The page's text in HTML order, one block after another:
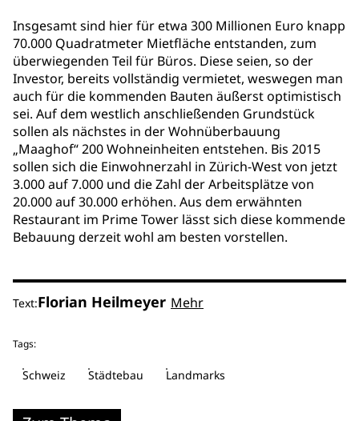
Insgesamt sind hier für etwa 300 Millionen Euro knapp
70.000 Quadratmeter Mietfläche entstanden, zum
überwiegenden Teil für Büros. Diese seien, so der
Investor, bereits vollständig vermietet, weswegen man
auch für die kommenden Bauten äußerst optimistisch
sei. Auf dem westlich anschließenden Grundstück
sollen als nächstes in der Wohnüberbauung
„Maaghof“ 200 Wohneinheiten entstehen. Bis 2015
sollen sich die Einwohnerzahl in Zürich-West von jetzt
3.000 auf 7.000 und die Zahl der Arbeitsplätze von
20.000 auf 30.000 erhöhen. Aus dem erwähnten
Restaurant im Prime Tower lässt sich diese kommende
Bebauung derzeit wohl am besten vorstellen.
Text:Florian Heilmeyer Mehr
Tags:
Schweiz Städtebau Landmarks